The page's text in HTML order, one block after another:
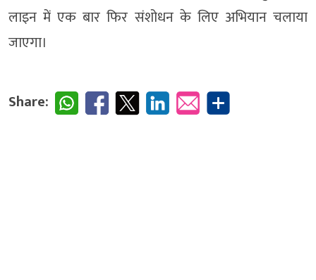
लाइन में एक बार फिर संशोधन के लिए अभियान चलाया
जाएगा।
Share: